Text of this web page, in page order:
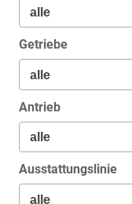
Getriebe
Antrieb
Ausstattungslinie